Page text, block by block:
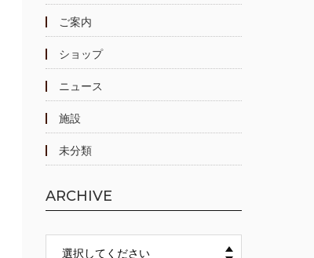
ご案内
ショップ
ニュース
施設
未分類
ARCHIVE